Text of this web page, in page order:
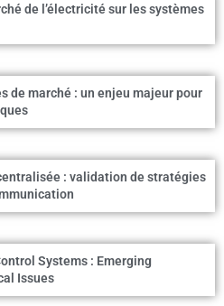
de l’électricité sur les systèmes
de marché : un enjeu majeur pour
: validation de stratégies
Systems : Emerging
Issues